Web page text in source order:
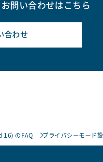
お問い合わせはこちら
合わせ
16) のFAQ プライバシーモード